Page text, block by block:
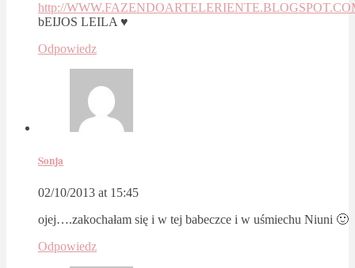
http://
bEIJOS LEILA ♥
Odpowiedz
Sonja
02/10/2013 at 15:45
ojej….zakochałam się i w tej babeczce i w uśmiechu Niuni 🙂
Odpowiedz